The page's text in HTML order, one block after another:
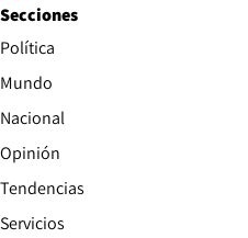
Secciones
Política
Mundo
Nacional
Opinión
Tendencias
Servicios